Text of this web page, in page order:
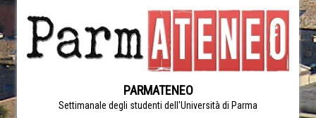
PARMATENEO
Settimanale degli studenti dell'Università di Parma